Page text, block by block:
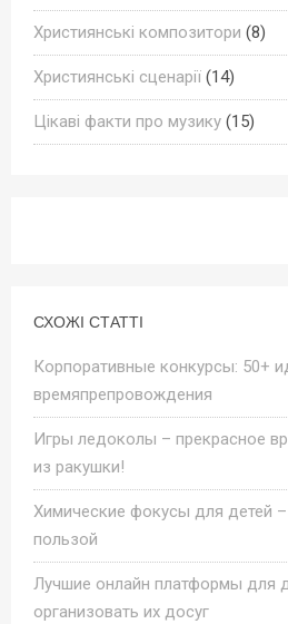
Християнські композитори (8)
Християнські сценарії (14)
Цікаві факти про музику (15)
СХОЖІ СТАТТІ
Корпоративные конкурсы: 50+
времяпрепровождения
Игры ледоколы – прекрасное
из ракушки!
Химические фокусы для детей –
пользой
Лучшие онлайн платформы для
организовать их досуг